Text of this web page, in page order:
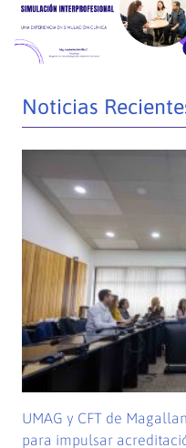
Noticias
UMAG y CFT de
para impulsar